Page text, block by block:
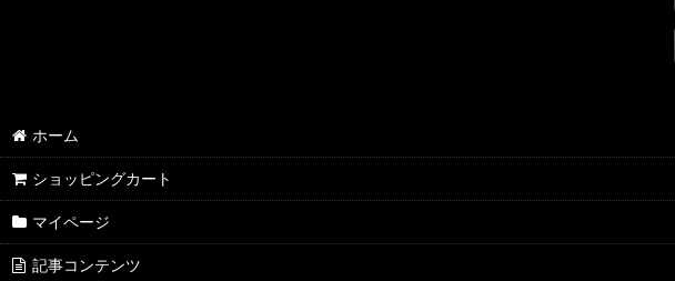
ホーム
ショッピングカート
マイページ
記事コンテンツ